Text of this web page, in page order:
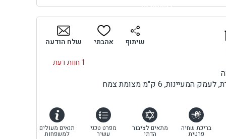
למתחם זה
בדיקת זמינות ומחירים
1 חוות דעת
6 ק"מ מצומת צמח
שיתוף אהבתי שלח הודעה
בריכת שחיה
פרטית
מתאים לציבור
הדתי
מפרט טכני
עשיר
תנאים מעולים
למשפחות